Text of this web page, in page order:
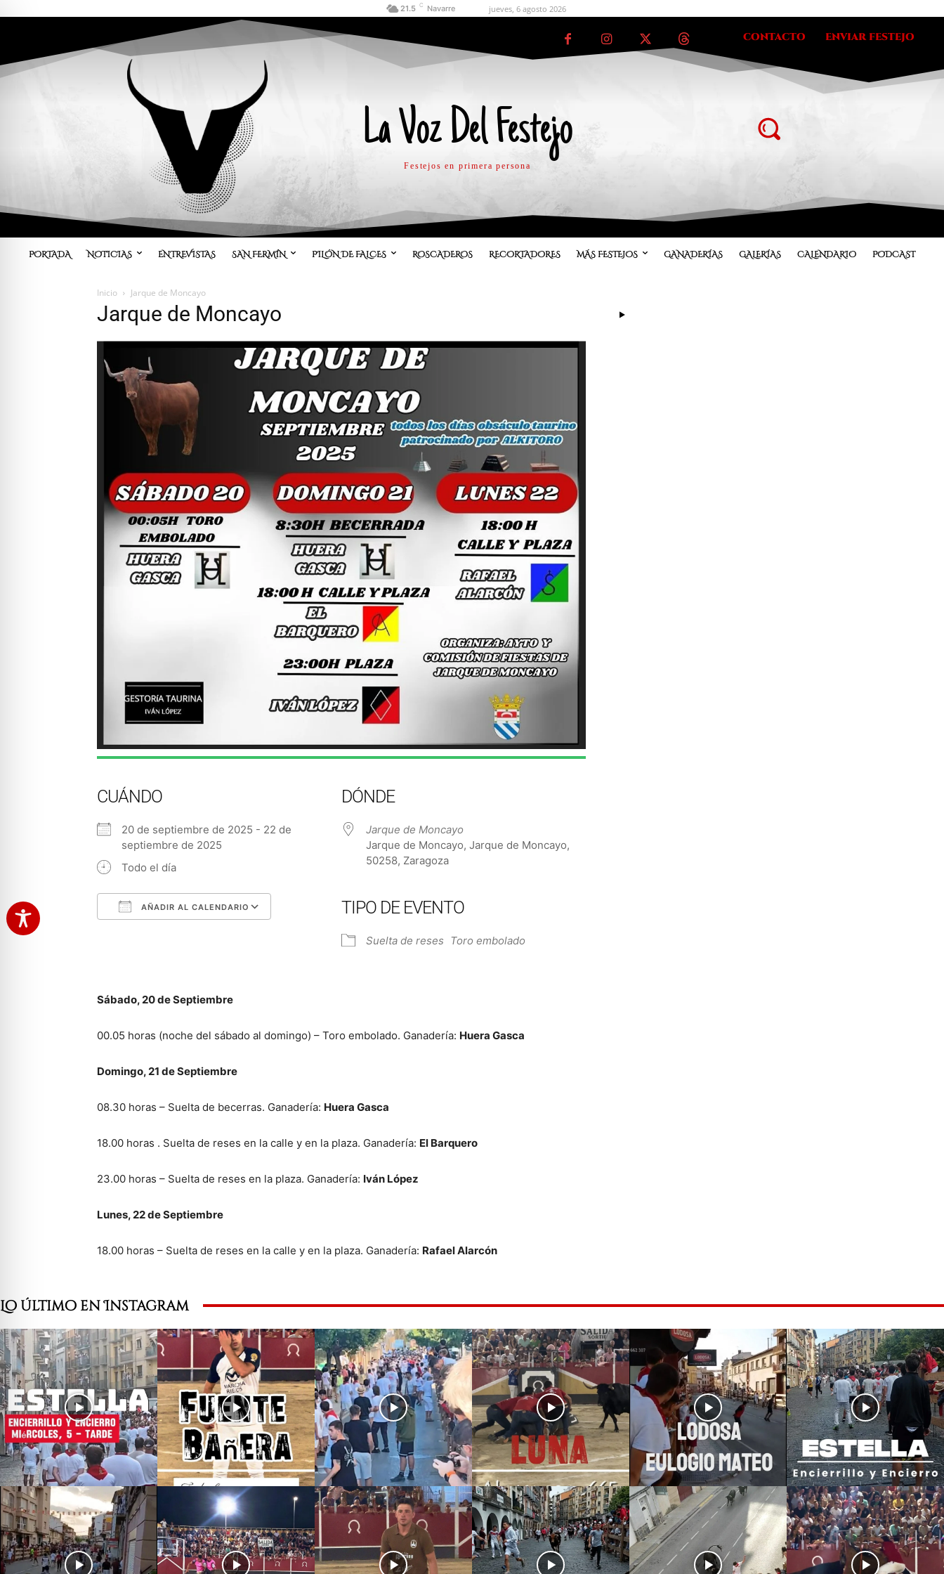
21.5 C Navarre jueves, 6 agosto 2026
La Voz Del Festejo
Festejos en primera persona
CONTACTO ENVIAR FESTEJO
PORTADA NOTICIAS ENTREVISTAS SAN FERMÍN PILÓN DE FALCES ROSCADEROS RECORTADORES MÁS FESTEJOS GANADERÍAS GALERÍAS CALENDARIO PODCAST
Inicio Jarque de Moncayo
Jarque de Moncayo
CUÁNDO
20 de septiembre de 2025 - 22 de
septiembre de 2025
Todo el día
AÑADIR AL CALENDARIO
Google Calendar iCalendar
DÓNDE
Jarque de Moncayo
Jarque de Moncayo, Jarque de Moncayo,
50258, Zaragoza
TIPO DE EVENTO
Suelta de reses Toro embolado
Sábado, 20 de Septiembre
00.05 horas (noche del sábado al domingo) – Toro embolado. Ganadería: Huera Gasca
Domingo, 21 de Septiembre
08.30 horas – Suelta de becerras. Ganadería: Huera Gasca
18.00 horas . Suelta de reses en la calle y en la plaza. Ganadería: El Barquero
23.00 horas – Suelta de reses en la plaza. Ganadería: Iván López
Lunes, 22 de Septiembre
18.00 horas – Suelta de reses en la calle y en la plaza. Ganadería: Rafael Alarcón
Lo último en Instagram